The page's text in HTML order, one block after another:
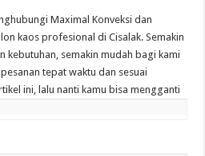
Maximal Konveksi dan
kaos profesional di Cisalak. Semakin
kebutuhan, semakin mudah bagi kami
tepat waktu dan sesuai
ini, lalu nanti kamu bisa mengganti